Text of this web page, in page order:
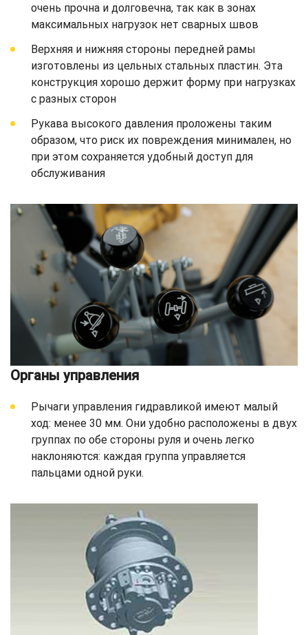
очень прочна и долговечна, так как в зонах
максимальных нагрузок нет сварных швов
Верхняя и нижняя стороны передней рамы
изготовлены из цельных стальных пластин. Эта
конструкция хорошо держит форму при нагрузках
с разных сторон
Рукава высокого давления проложены таким
образом, что риск их повреждения минимален, но
при этом сохраняется удобный доступ для
обслуживания
Органы управления
Рычаги управления гидравликой имеют малый
ход: менее 30 мм. Они удобно расположены в двух
группах по обе стороны руля и очень легко
наклоняются: каждая группа управляется
пальцами одной руки.